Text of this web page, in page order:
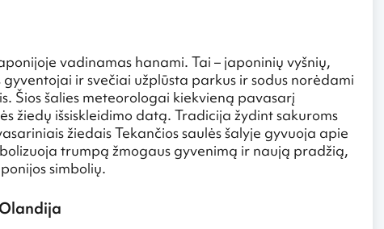
vadinamas hanami. Tai – japoninių vyšnių,
ir svečiai užplūsta parkus ir sodus norėdami
Šios šalies meteorologai kiekvieną pavasarį
žiedų išsiskleidimo datą. Tradicija žydint sakuroms
žiedais Tekančios saulės šalyje gyvuoja apie
trumpą žmogaus gyvenimą ir naują pradžią,
simbolių.